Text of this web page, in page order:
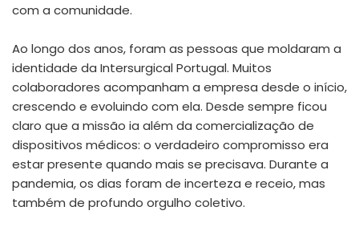
com a comunidade.
​Ao longo dos anos, foram as pessoas que moldaram a
identidade da Intersurgical Portugal. Muitos
colaboradores acompanham a empresa desde o início,
crescendo e evoluindo com ela. Desde sempre ficou
claro que a missão ia além da comercialização de
dispositivos médicos: o verdadeiro compromisso era
estar presente quando mais se precisava. Durante a
pandemia, os dias foram de incerteza e receio, mas
também de profundo orgulho coletivo.